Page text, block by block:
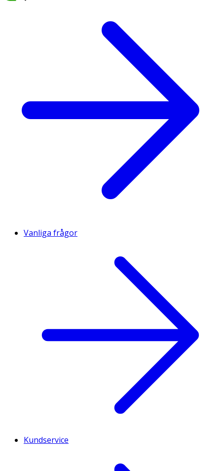
Vanliga frågor
Kundservice